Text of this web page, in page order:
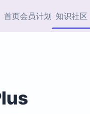
首页会员计划 知识社区